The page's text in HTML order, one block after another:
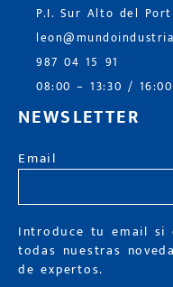
P.I. Sur Alto del
987 04 15 91
08:00 – 13:30 /
NEWSLETTER
Email
Introduce tu email si
todas nuestras
de expertos.